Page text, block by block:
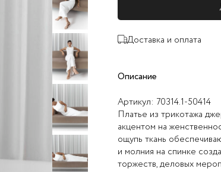
Доставка и оплата
Описание
Артикул: 70314.1-50414
Платье из трикотажа
акцентом на
ощупь ткань
и молния на спинке
торжеств, деловых